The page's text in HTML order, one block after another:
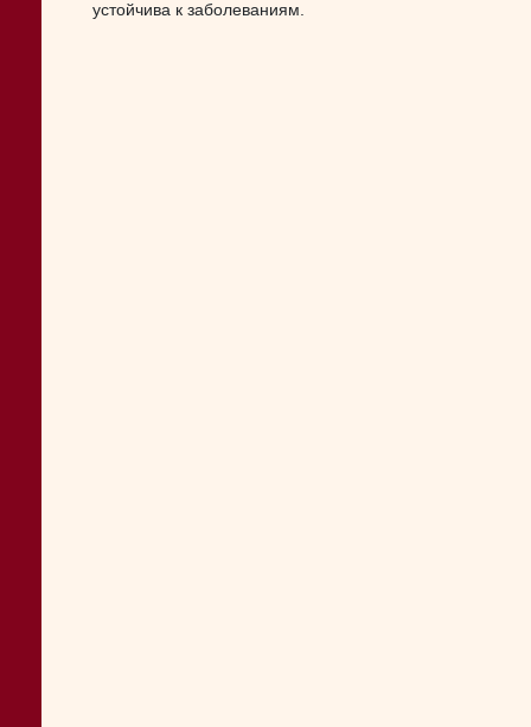
устойчива к заболеваниям.